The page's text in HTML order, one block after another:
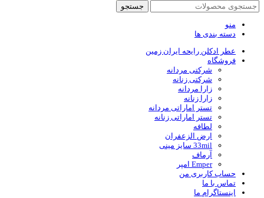
جستجو
منو
دسته بندی ها
عطر ادکلن رایحه ایران زمین
فروشگاه
شرکتی مردانه
شرکتی زنانه
زارا مردانه
زارا زنانه
تستر اماراتی مردانه
تستر اماراتی زنانه
لطافه
ارض الزعفران
33mil سایز مینی
آرماف
Emper امپر
حساب کاربری من
تماس با ما
اینستاگرام ما